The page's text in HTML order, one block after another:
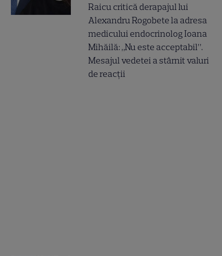
Raicu critică derapajul lui
Alexandru Rogobete la adresa
medicului endocrinolog Ioana
Mihăilă: „Nu este acceptabil”.
Mesajul vedetei a stârnit valuri
de reacții